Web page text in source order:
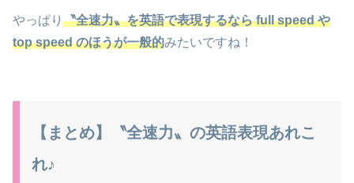
やっぱり 〝全速力〟を英語で表現するなら full speed や
top speed のほうが一般的みたいですね！
【まとめ】〝全速力〟の英語表現あれこ
れ♪